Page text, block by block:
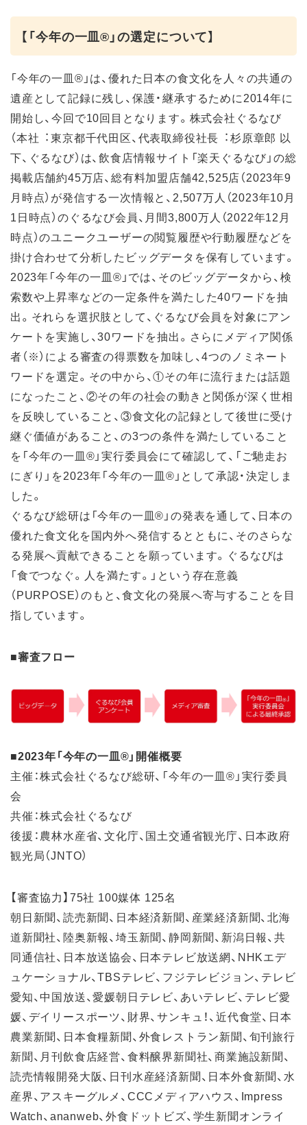
【「今年の一皿®」の選定について】
「今年の一皿®」は、優れた⽇本の⾷⽂化を⼈々の共通の
遺産として記録に残し、保護・継承するために2014年に
開始し、今回で10回⽬となります。株式会社ぐるなび
（本社︓東京都千代⽥区、代表取締役社⻑︓杉原章郎 以
下、ぐるなび）は、飲⾷店情報サイト「楽天ぐるなび」の総
掲載店舗約45万店、総有料加盟店舗42,525店（2023年9
月時点）が発信する⼀次情報と、2,507万⼈（2023年10⽉
1日時点）のぐるなび会員、月間3,800万⼈（2022年12⽉
時点）のユニークユーザーの閲覧履歴や⾏動履歴などを
掛け合わせて分析したビッグデータを保有しています。
2023年「今年の一皿®」では、そのビッグデータから、検
索数や上昇率などの⼀定条件を満たした40ワードを抽
出。それらを選択肢として、ぐるなび会員を対象にアン
ケートを実施し、30ワードを抽出。さらにメディア関係
者（※）による審査の得票数を加味し、4つのノミネート
ワードを選定。その中から、①その年に流⾏または話題
になったこと、②その年の社会の動きと関係が深く世相
を反映していること、③⾷⽂化の記録として後世に受け
継ぐ価値があること、の3つの条件を満たしていること
を「今年の一皿®」実⾏委員会にて確認して、「ご馳走お
にぎり」を2023年「今年の一皿®」として承認・決定しま
した。
ぐるなび総研は「今年の一皿®」の発表を通して、⽇本の
優れた⾷⽂化を国内外へ発信するとともに、そのさらな
る発展へ貢献できることを願っています。ぐるなびは
「食でつなぐ。人を満たす。」という存在意義
（PURPOSE）のもと、食文化の発展へ寄与することを目
指しています。
■審査フロー
■2023年「今年の一皿®」開催概要
主催：株式会社ぐるなび総研、「今年の一皿®」実行委員
会
共催：株式会社ぐるなび
後援：農林水産省、文化庁、国土交通省観光庁、日本政府
観光局（JNTO）
【審査協力】75社 100媒体 125名
朝日新聞、読売新聞、日本経済新聞、産業経済新聞、北海
道新聞社、陸奥新報、埼玉新聞、静岡新聞、新潟日報、共
同通信社、日本放送協会、日本テレビ放送網、NHKエデ
ュケーショナル、TBSテレビ、フジテレビジョン、テレビ
愛知、中国放送、愛媛朝日テレビ、あいテレビ、テレビ愛
媛、デイリースポーツ、財界、サンキュ！、近代食堂、日本
農業新聞、日本食糧新聞、外食レストラン新聞、旬刊旅行
新聞、月刊飲食店経営、食料醸界新聞社、商業施設新聞、
読売情報開発大阪、日刊水産経済新聞、日本外食新聞、水
産界、アスキーグルメ、CCCメディアハウス、Impress
Watch、ananweb、外食ドットビズ、学生新聞オンライ